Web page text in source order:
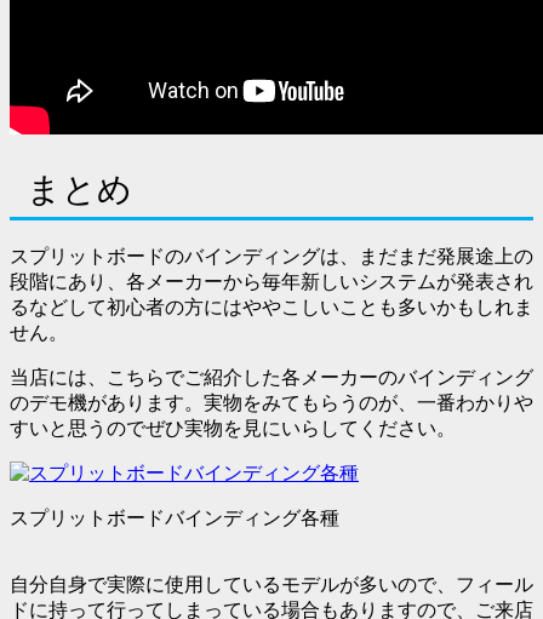
まとめ
スプリットボードのバインディングは、まだまだ発展途上の
段階にあり、各メーカーから毎年新しいシステムが発表され
るなどして初心者の方にはややこしいことも多いかもしれま
せん。
当店には、こちらでご紹介した各メーカーのバインディング
のデモ機があります。実物をみてもらうのが、一番わかりや
すいと思うのでぜひ実物を見にいらしてください。
スプリットボードバインディング各種
自分自身で実際に使用しているモデルが多いので、フィール
ドに持って行ってしまっている場合もありますので、ご来店